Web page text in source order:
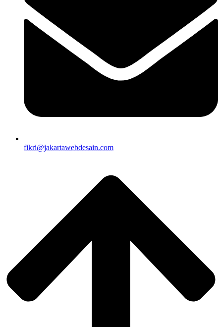
fikri@jakartawebdesain.com